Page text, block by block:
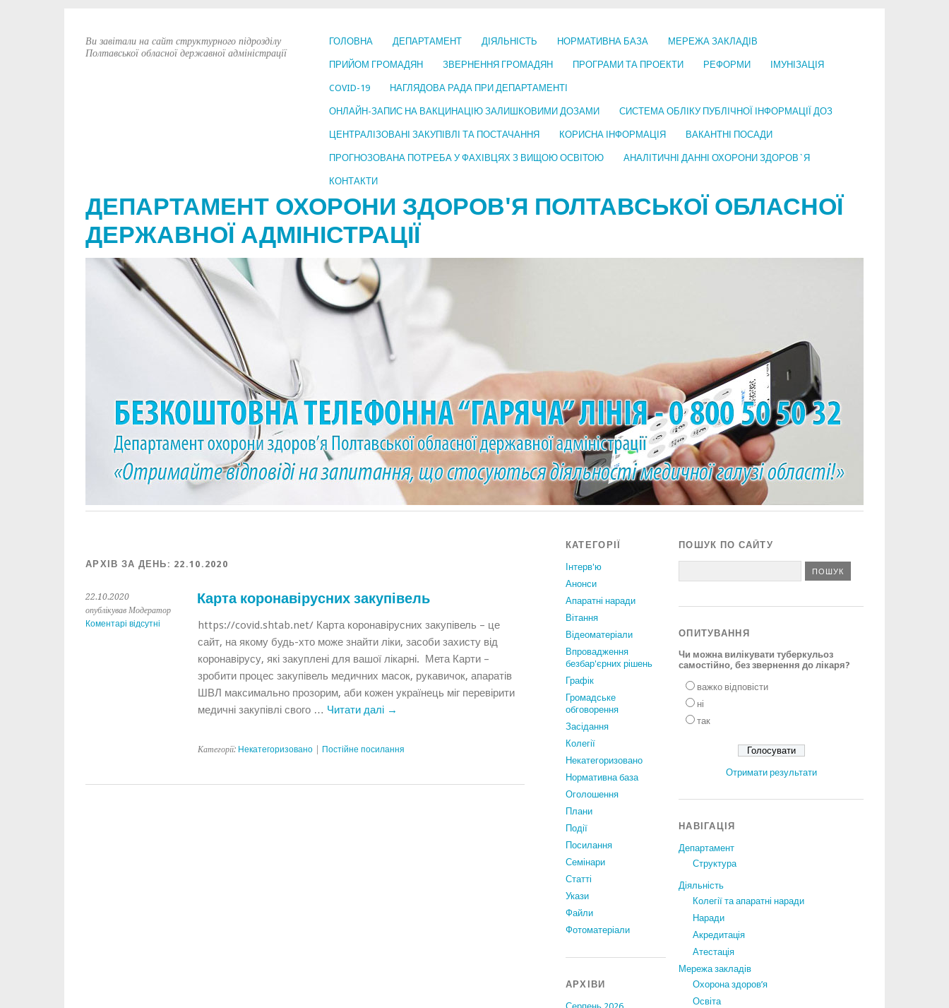
ГОЛОВНА ДЕПАРТАМЕНТ ДІЯЛЬНІСТЬ НОРМАТИВНА БАЗА МЕРЕЖА ЗАКЛАДІВ
ПРИЙОМ ГРОМАДЯН ЗВЕРНЕННЯ ГРОМАДЯН ПРОГРАМИ ТА ПРОЕКТИ РЕФОРМИ ІМУНІЗАЦІЯ
COVID-19 НАГЛЯДОВА РАДА ПРИ ДЕПАРТАМЕНТІ
ОНЛАЙН-ЗАПИС НА ВАКЦИНАЦІЮ ЗАЛИШКОВИМИ ДОЗАМИ СИСТЕМА ОБЛІКУ ПУБЛІЧНОЇ ІНФОРМАЦІЇ ДОЗ
ЦЕНТРАЛІЗОВАНІ ЗАКУПІВЛІ ТА ПОСТАЧАННЯ КОРИСНА ІНФОРМАЦІЯ ВАКАНТНІ ПОСАДИ
ПРОГНОЗОВАНА ПОТРЕБА У ФАХІВЦЯХ З ВИЩОЮ ОСВІТОЮ АНАЛІТИЧНІ ДАННІ ОХОРОНИ ЗДОРОВ`Я
КОНТАКТИ
ДЕПАРТАМЕНТ ОХОРОНИ ЗДОРОВ'Я ПОЛТАВСЬКОЇ ОБЛАСНОЇ
ДЕРЖАВНОЇ АДМІНІСТРАЦІЇ
Ви завітали на сайт структурного підрозділу
Полтавської обласної державної адміністрації
АРХІВ ЗА ДЕНЬ: 22.10.2020
22.10.2020
опублікував Модератор
Коментарі відсутні
Карта коронавірусних закупівель
https://covid.shtab.net/ Карта коронавірусних закупівель – це
сайт, на якому будь-хто може знайти ліки, засоби захисту від
коронавірусу, які закуплені для вашої лікарні. Мета Карти –
зробити процес закупівель медичних масок, рукавичок, апаратів
ШВЛ максимально прозорим, аби кожен українець міг перевірити
медичні закупівлі свого … Читати далі →
Категорії: Некатегоризовано| Постійне посилання
КАТЕГОРІЇ
Інтерв'ю
Анонси
Апаратні наради
Вiтання
Відеоматеріали
Впровадження
безбар'єрних рішень
Графiк
Громадське
обговорення
Засідання
Колегії
Некатегоризовано
Нормативна база
Оголошення
Плани
Події
Посилання
Семінари
Статтi
Укази
Файли
Фотоматеріали
АРХІВИ
ПОШУК ПО САЙТУ
ОПИТУВАННЯ
Чи можна вилікувати туберкульоз
самостійно, без звернення до лікаря?
важко відповісти
ні
так
Отримати результати
НАВІГАЦІЯ
Департамент
Структура
Діяльність
Колегії та апаратні наради
Наради
Акредитація
Атестація
Мережа закладів
Охорона здоров’я
Освіта